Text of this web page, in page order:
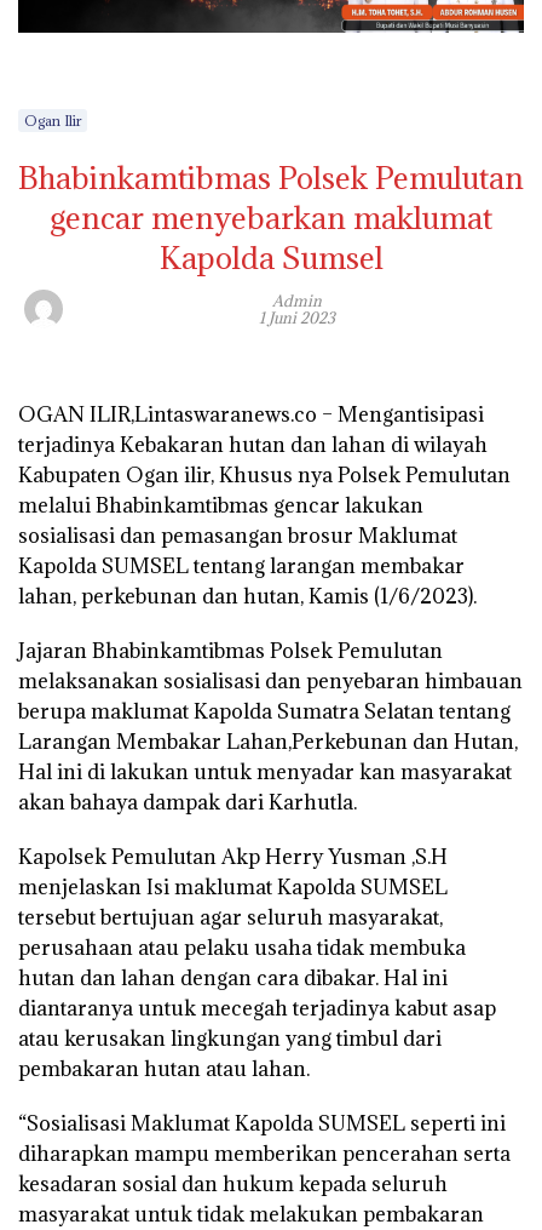
Ogan Ilir
Bhabinkamtibmas Polsek Pemulutan
gencar menyebarkan maklumat
Kapolda Sumsel
Admin
1 Juni 2023
OGAN ILIR,Lintaswaranews.co – Mengantisipasi
terjadinya Kebakaran hutan dan lahan di wilayah
Kabupaten Ogan ilir, Khusus nya Polsek Pemulutan
melalui Bhabinkamtibmas gencar lakukan
sosialisasi dan pemasangan brosur Maklumat
Kapolda SUMSEL tentang larangan membakar
lahan, perkebunan dan hutan, Kamis (1/6/2023).
Jajaran Bhabinkamtibmas Polsek Pemulutan
melaksanakan sosialisasi dan penyebaran himbauan
berupa maklumat Kapolda Sumatra Selatan tentang
Larangan Membakar Lahan,Perkebunan dan Hutan,
Hal ini di lakukan untuk menyadar kan masyarakat
akan bahaya dampak dari Karhutla.
Kapolsek Pemulutan Akp Herry Yusman ,S.H
menjelaskan Isi maklumat Kapolda SUMSEL
tersebut bertujuan agar seluruh masyarakat,
perusahaan atau pelaku usaha tidak membuka
hutan dan lahan dengan cara dibakar. Hal ini
diantaranya untuk mecegah terjadinya kabut asap
atau kerusakan lingkungan yang timbul dari
pembakaran hutan atau lahan.
“Sosialisasi Maklumat Kapolda SUMSEL seperti ini
diharapkan mampu memberikan pencerahan serta
kesadaran sosial dan hukum kepada seluruh
masyarakat untuk tidak melakukan pembakaran